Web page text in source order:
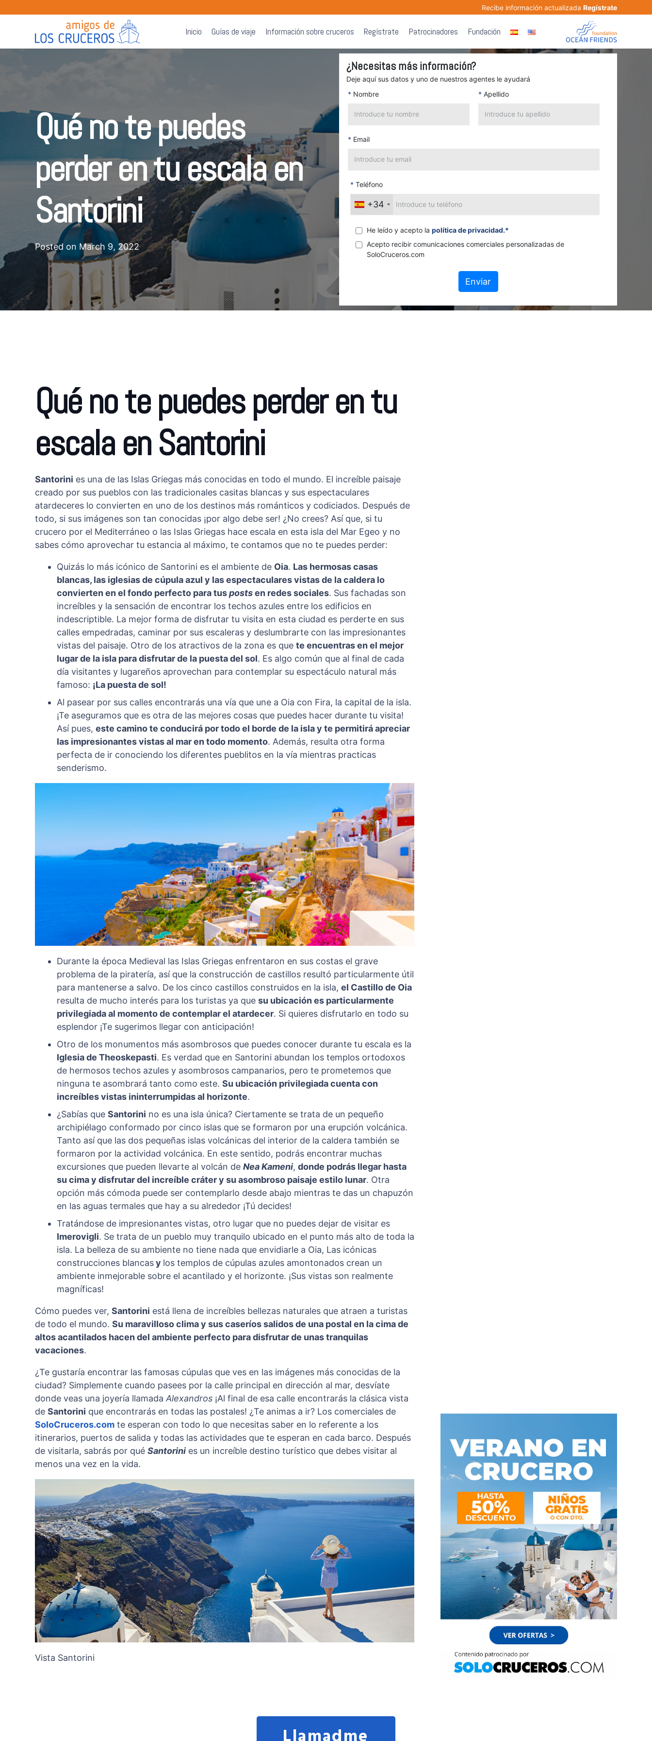
Recibe información actualizada Regístrate
Inicio Guías de viaje Información sobre cruceros Regístrate Patrocinadores Fundación
Qué no te puedes
perder en tu escala en
Santorini
Posted on March 9, 2022
¿Necesitas más información?
Deje aquí sus datos y uno de nuestros agentes le ayudará
* Nombre * Apellido
* Email
* Teléfono
+34
He leído y acepto la política de privacidad.*
Acepto recibir comunicaciones comerciales personalizadas de
SoloCruceros.com
Enviar
Qué no te puedes perder en tu
escala en Santorini
Santorini es una de las Islas Griegas más conocidas en todo el mundo. El increíble paisaje
creado por sus pueblos con las tradicionales casitas blancas y sus espectaculares
atardeceres lo convierten en uno de los destinos más románticos y codiciados. Después de
todo, si sus imágenes son tan conocidas ¡por algo debe ser! ¿No crees? Así que, si tu
crucero por el Mediterráneo o las Islas Griegas hace escala en esta isla del Mar Egeo y no
sabes cómo aprovechar tu estancia al máximo, te contamos que no te puedes perder:
Quizás lo más icónico de Santorini es el ambiente de Oia. Las hermosas casas
blancas, las iglesias de cúpula azul y las espectaculares vistas de la caldera lo
convierten en el fondo perfecto para tuspostsen redes sociales. Sus fachadas son
increíbles y la sensación de encontrar los techos azules entre los edificios en
indescriptible. La mejor forma de disfrutar tu visita en esta ciudad es perderte en sus
calles empedradas, caminar por sus escaleras y deslumbrarte con las impresionantes
vistas del paisaje. Otro de los atractivos de la zona es que te encuentras en el mejor
lugar de la isla para disfrutar de la puesta del sol. Es algo común que al final de cada
día visitantes y lugareños aprovechan para contemplar su espectáculo natural más
famoso: ¡La puesta de sol!
Al pasear por sus calles encontrarás una vía que une a Oia con Fira, la capital de la isla.
¡Te aseguramos que es otra de las mejores cosas que puedes hacer durante tu visita!
Así pues, este camino te conducirá por todo el borde de la isla y te permitirá apreciar
las impresionantes vistas al mar en todo momento. Además, resulta otra forma
perfecta de ir conociendo los diferentes pueblitos en la vía mientras practicas
senderismo.
Durante la época Medieval las Islas Griegas enfrentaron en sus costas el grave
problema de la piratería, así que la construcción de castillos resultó particularmente útil
para mantenerse a salvo. De los cinco castillos construidos en la isla, el Castillo de Oia
resulta de mucho interés para los turistas ya que su ubicación es particularmente
privilegiada al momento de contemplar el atardecer. Si quieres disfrutarlo en todo su
esplendor ¡Te sugerimos llegar con anticipación!
Otro de los monumentos más asombrosos que puedes conocer durante tu escala es la
Iglesia de Theoskepasti. Es verdad que en Santorini abundan los templos ortodoxos
de hermosos techos azules y asombrosos campanarios, pero te prometemos que
ninguna te asombrará tanto como este. Su ubicación privilegiada cuenta con
increíbles vistas ininterrumpidas al horizonte.
¿Sabías que Santorini no es una isla única? Ciertamente se trata de un pequeño
archipiélago conformado por cinco islas que se formaron por una erupción volcánica.
Tanto así que las dos pequeñas islas volcánicas del interior de la caldera también se
formaron por la actividad volcánica. En este sentido, podrás encontrar muchas
excursiones que pueden llevarte al volcán de Nea Kameni, donde podrás llegar hasta
su cima y disfrutar del increíble cráter y su asombroso paisaje estilo lunar. Otra
opción más cómoda puede ser contemplarlo desde abajo mientras te das un chapuzón
en las aguas termales que hay a su alrededor ¡Tú decides!
Tratándose de impresionantes vistas, otro lugar que no puedes dejar de visitar es
Imerovigli. Se trata de un pueblo muy tranquilo ubicado en el punto más alto de toda la
isla. La belleza de su ambiente no tiene nada que envidiarle a Oia, Las icónicas
construcciones blancasy los templos de cúpulas azules amontonados crean un
ambiente inmejorable sobre el acantilado y el horizonte. ¡Sus vistas son realmente
magníficas!
Cómo puedes ver, Santorini está llena de increíbles bellezas naturales que atraen a turistas
de todo el mundo. Su maravilloso clima y sus caseríos salidos de una postal en la cima de
altos acantilados hacen del ambiente perfecto para disfrutar de unas tranquilas
vacaciones.
¿Te gustaría encontrar las famosas cúpulas que ves en las imágenes más conocidas de la
ciudad? Simplemente cuando pasees por la calle principal en dirección al mar, desvíate
donde veas una joyería llamadaAlexandros ¡Al final de esa calle encontrarás la clásica vista
de Santorini que encontrarás en todas las postales! ¿Te animas a ir? Los comerciales de
SoloCruceros.com te esperan con todo lo que necesitas saber en lo referente a los
itinerarios, puertos de salida y todas las actividades que te esperan en cada barco. Después
de visitarla, sabrás por qué Santorini es un increíble destino turístico que debes visitar al
menos una vez en la vida.
Vista Santorini